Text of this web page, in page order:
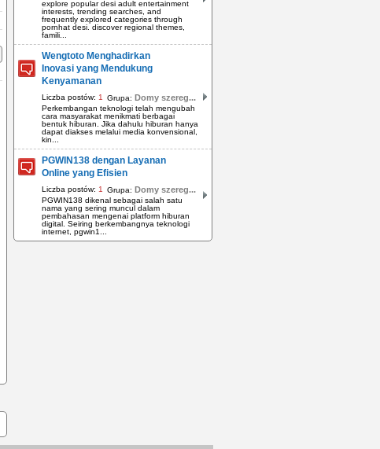
explore popular desi adult entertainment
interests, trending searches, and
frequently explored categories through
pornhat desi. discover regional themes,
famili...
Wengtoto Menghadirkan
Inovasi yang Mendukung
Kenyamanan
Liczba postów: 1 Grupa: Domy szereg...
Perkembangan teknologi telah mengubah
cara masyarakat menikmati berbagai
bentuk hiburan. Jika dahulu hiburan hanya
dapat diakses melalui media konvensional,
kin...
PGWIN138 dengan Layanan
Online yang Efisien
Liczba postów: 1 Grupa: Domy szereg...
PGWIN138 dikenal sebagai salah satu
nama yang sering muncul dalam
pembahasan mengenai platform hiburan
digital. Seiring berkembangnya teknologi
internet, pgwin1...